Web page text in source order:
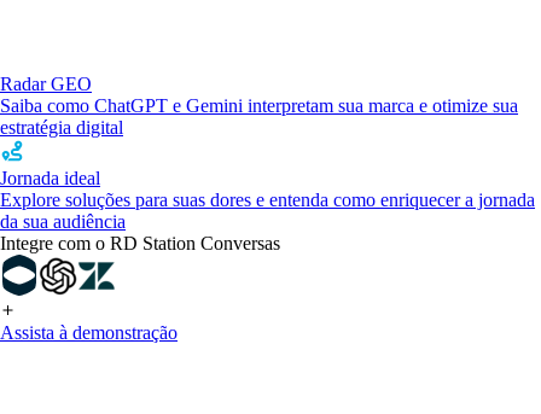
Radar GEO
Saiba como ChatGPT e Gemini interpretam sua marca e otimize sua
estratégia digital
Jornada ideal
Explore soluções para suas dores e entenda como enriquecer a jornada
da sua audiência
Integre com o RD Station Conversas
Assista à demonstração